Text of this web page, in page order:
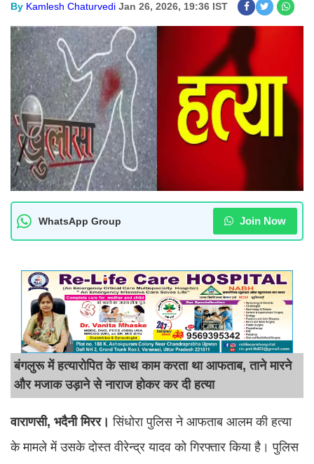
By Kamlesh Chaturvedi Jan 26, 2026, 19:36 IST
WhatsApp Group Join Now
बंगलुरू में हत्यारोपित के साथ काम करता था आफताब, ताने मारने
और मजाक उड़ाने से नाराज होकर कर दी हत्या
वाराणसी, भदैनी मिरर।सिंधोरा पुलिस ने आफताब आलम की हत्या
के मामले में उसके दोस्त वीरेन्द्र यादव को गिरफ्तार किया है। पुलिस